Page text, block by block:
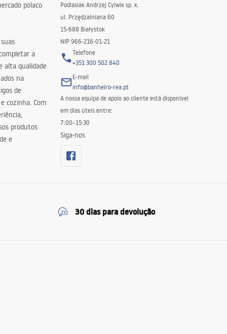
polaco
a
alta qualidade
na
de
cozinha. Com
produtos
e
Podlasiak Andrzej Cylwik sp. k.
ul. Przędzalniana 60
15-688 Białystok
NIP 966-216-01-21
Telefone
+351 300 502 840
E-mail
info@banheiro-rea.pt
A nossa equipa de apoio ao cliente está disponível
em dias úteis entre:
7:00–15:30
Siga-nos
30 dias para devolução